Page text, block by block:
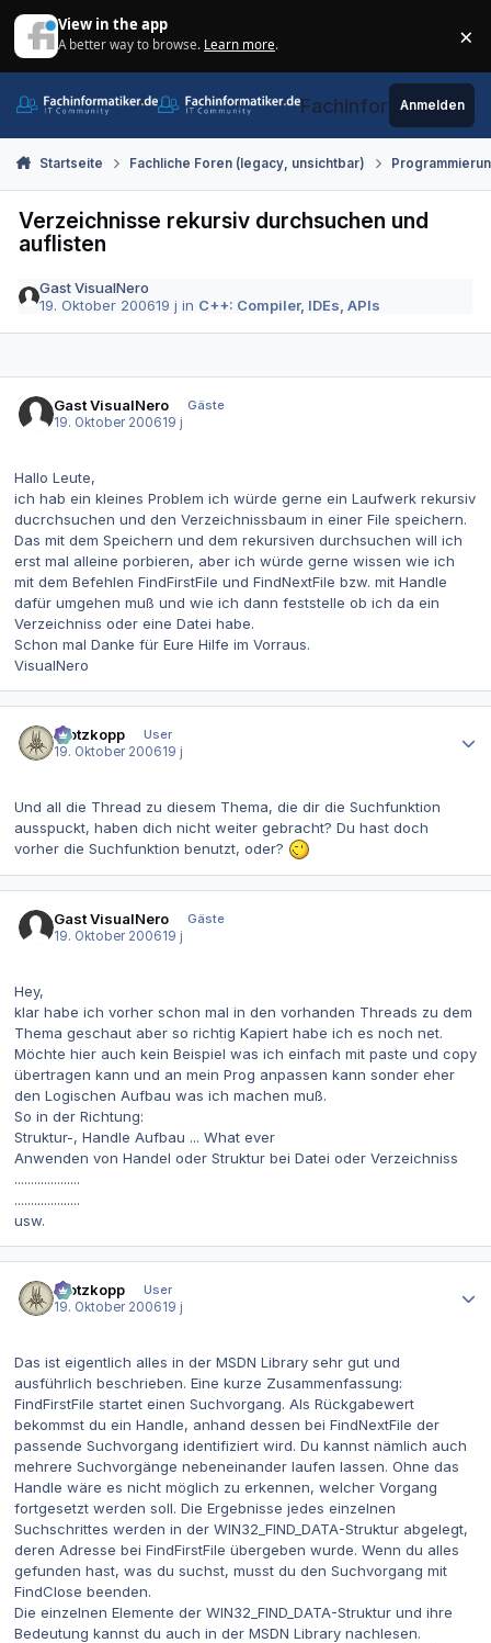
View in the app
A better way to browse. Learn more. ×
Fachinformatiker.de
Anmelden
Startseite Fachliche Foren (legacy, unsichtbar)
Verzeichnisse rekursiv durchsuchen und
auflisten
Gast VisualNero
19. Oktober 200619 j in C++: Compiler, IDEs, APIs
Gast VisualNero
Gäste
19. Oktober 200619 j
Hallo Leute,
ich hab ein kleines Problem ich würde gerne ein Laufwerk rekursiv
ducrchsuchen und den Verzeichnissbaum in einer File speichern.
Das mit dem Speichern und dem rekursiven durchsuchen will ich
erst mal alleine porbieren, aber ich würde gerne wissen wie ich
mit dem Befehlen FindFirstFile und FindNextFile bzw. mit Handle
dafür umgehen muß und wie ich dann feststelle ob ich da ein
Verzeichniss oder eine Datei habe.
Schon mal Danke für Eure Hilfe im Vorraus.
VisualNero
Klotzkopp
User
19. Oktober 200619 j
Und all die Thread zu diesem Thema, die dir die Suchfunktion
ausspuckt, haben dich nicht weiter gebracht? Du hast doch
vorher die Suchfunktion benutzt, oder?
Gast VisualNero
Gäste
19. Oktober 200619 j
Hey,
klar habe ich vorher schon mal in den vorhanden Threads zu dem
Thema geschaut aber so richtig Kapiert habe ich es noch net.
Möchte hier auch kein Beispiel was ich einfach mit paste und copy
übertragen kann und an mein Prog anpassen kann sonder eher
den Logischen Aufbau was ich machen muß.
So in der Richtung:
Struktur-, Handle Aufbau ... What ever
Anwenden von Handel oder Struktur bei Datei oder Verzeichniss
....................
....................
usw.
Klotzkopp
User
19. Oktober 200619 j
Das ist eigentlich alles in der MSDN Library sehr gut und
ausführlich beschrieben. Eine kurze Zusammenfassung:
FindFirstFile startet einen Suchvorgang. Als Rückgabewert
bekommst du ein Handle, anhand dessen bei FindNextFile der
passende Suchvorgang identifiziert wird. Du kannst nämlich auch
mehrere Suchvorgänge nebeneinander laufen lassen. Ohne das
Handle wäre es nicht möglich zu erkennen, welcher Vorgang
fortgesetzt werden soll. Die Ergebnisse jedes einzelnen
Suchschrittes werden in der WIN32_FIND_DATA-Struktur abgelegt,
deren Adresse bei FindFirstFile übergeben wurde. Wenn du alles
gefunden hast, was du suchst, musst du den Suchvorgang mit
FindClose beenden.
Die einzelnen Elemente der WIN32_FIND_DATA-Struktur und ihre
Bedeutung kannst du auch in der MSDN Library nachlesen.